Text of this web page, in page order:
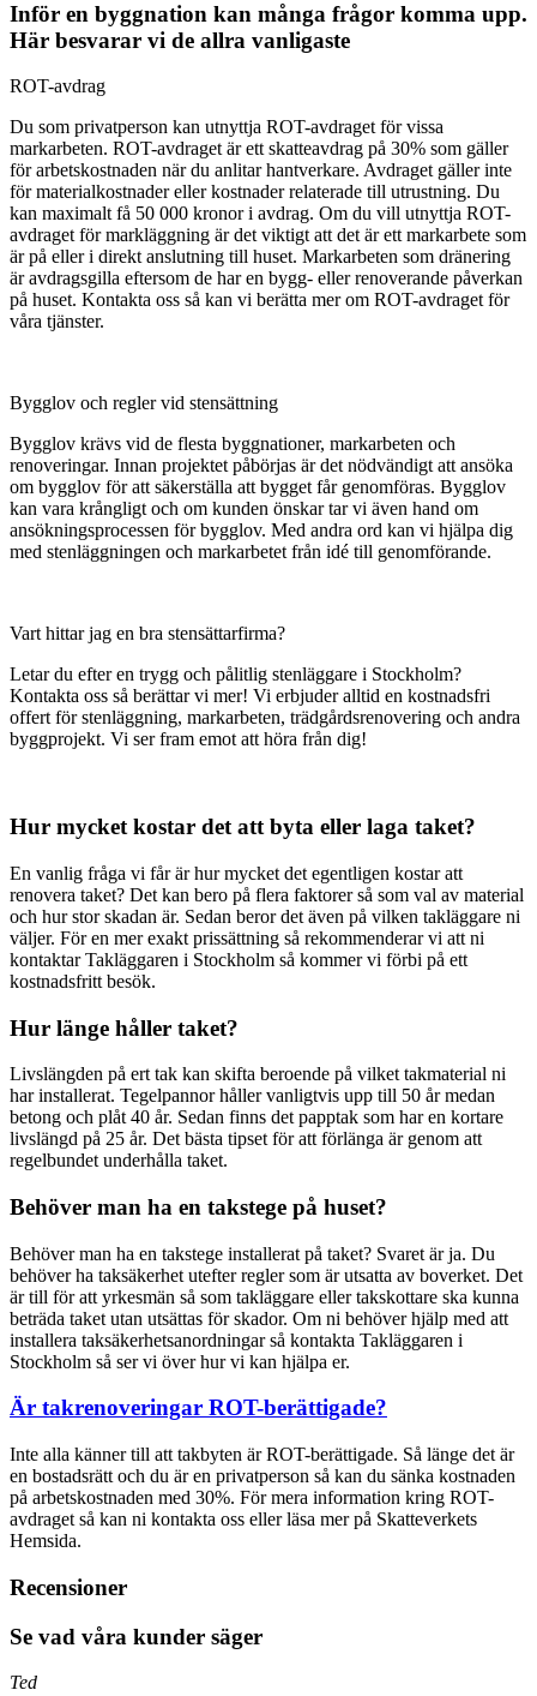
Inför en byggnation kan många frågor komma upp.
Här besvarar vi de allra vanligaste
ROT-avdrag
Du som privatperson kan utnyttja ROT-avdraget för vissa
markarbeten. ROT-avdraget är ett skatteavdrag på 30% som gäller
för arbetskostnaden när du anlitar hantverkare. Avdraget gäller inte
för materialkostnader eller kostnader relaterade till utrustning. Du
kan maximalt få 50 000 kronor i avdrag. Om du vill utnyttja ROT-
avdraget för markläggning är det viktigt att det är ett markarbete som
är på eller i direkt anslutning till huset. Markarbeten som dränering
är avdragsgilla eftersom de har en bygg- eller renoverande påverkan
på huset. Kontakta oss så kan vi berätta mer om ROT-avdraget för
våra tjänster.
Bygglov och regler vid stensättning
Bygglov krävs vid de flesta byggnationer, markarbeten och
renoveringar. Innan projektet påbörjas är det nödvändigt att ansöka
om bygglov för att säkerställa att bygget får genomföras. Bygglov
kan vara krångligt och om kunden önskar tar vi även hand om
ansökningsprocessen för bygglov. Med andra ord kan vi hjälpa dig
med stenläggningen och markarbetet från idé till genomförande.
Vart hittar jag en bra stensättarfirma?
Letar du efter en trygg och pålitlig stenläggare i Stockholm?
Kontakta oss så berättar vi mer! Vi erbjuder alltid en kostnadsfri
offert för stenläggning, markarbeten, trädgårdsrenovering och andra
byggprojekt. Vi ser fram emot att höra från dig!
Hur mycket kostar det att byta eller laga taket?
En vanlig fråga vi får är hur mycket det egentligen kostar att
renovera taket? Det kan bero på flera faktorer så som val av material
och hur stor skadan är. Sedan beror det även på vilken takläggare ni
väljer. För en mer exakt prissättning så rekommenderar vi att ni
kontaktar Takläggaren i Stockholm så kommer vi förbi på ett
kostnadsfritt besök.
Hur länge håller taket?
Livslängden på ert tak kan skifta beroende på vilket takmaterial ni
har installerat. Tegelpannor håller vanligtvis upp till 50 år medan
betong och plåt 40 år. Sedan finns det papptak som har en kortare
livslängd på 25 år. Det bästa tipset för att förlänga är genom att
regelbundet underhålla taket.
Behöver man ha en takstege på huset?
Behöver man ha en takstege installerat på taket? Svaret är ja. Du
behöver ha taksäkerhet utefter regler som är utsatta av boverket. Det
är till för att yrkesmän så som takläggare eller takskottare ska kunna
beträda taket utan utsättas för skador. Om ni behöver hjälp med att
installera taksäkerhetsanordningar så kontakta Takläggaren i
Stockholm så ser vi över hur vi kan hjälpa er.
Är takrenoveringar ROT-berättigade?
Inte alla känner till att takbyten är ROT-berättigade. Så länge det är
en bostadsrätt och du är en privatperson så kan du sänka kostnaden
på arbetskostnaden med 30%. För mera information kring ROT-
avdraget så kan ni kontakta oss eller läsa mer på Skatteverkets
Hemsida.
Recensioner
Se vad våra kunder säger
Ted